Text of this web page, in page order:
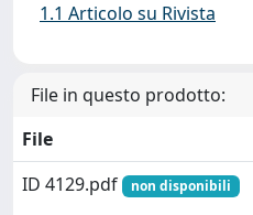
1.1 Articolo su Rivista
File in questo prodotto:
File
ID 4129.pdf
non disponibili